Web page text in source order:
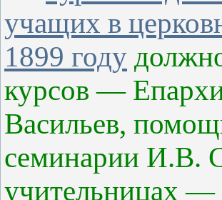
учащих в
1899 году
курсов —
Васильев,
семинарии И.В.
учительницах —